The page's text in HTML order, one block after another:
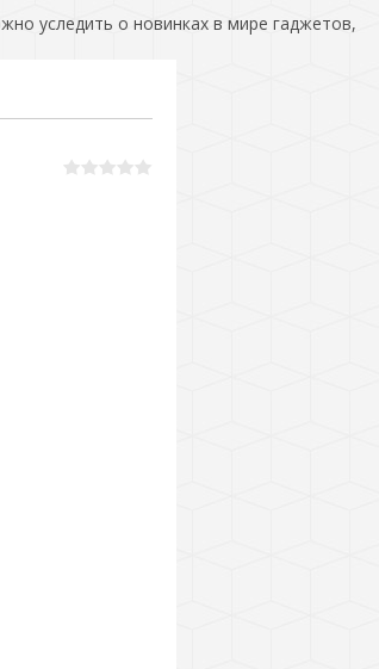
уследить о новинках в мире гаджетов,